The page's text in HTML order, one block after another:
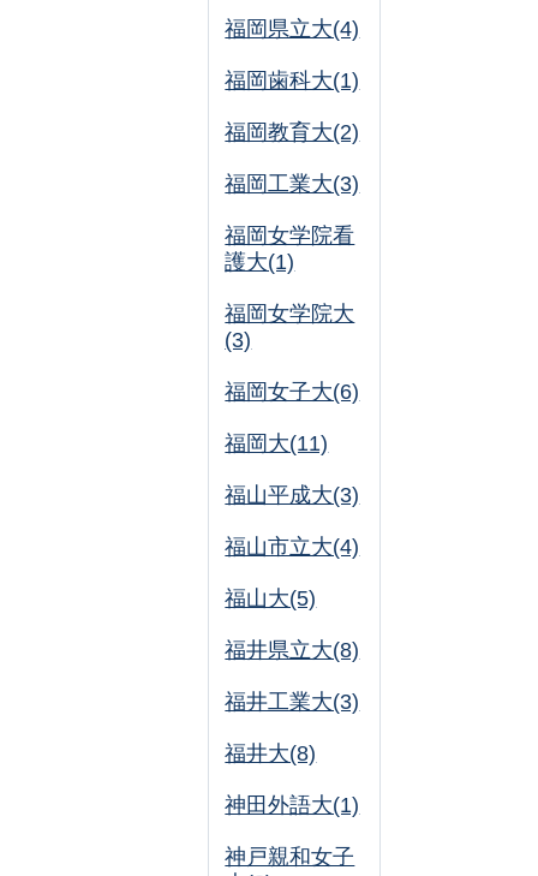
福岡県立大(4)
福岡歯科大(1)
福岡教育大(2)
福岡工業大(3)
福岡女学院看
護大(1)
福岡女学院大
(3)
福岡女子大(6)
福岡大(11)
福山平成大(3)
福山市立大(4)
福山大(5)
福井県立大(8)
福井工業大(3)
福井大(8)
神田外語大(1)
神戸親和女子